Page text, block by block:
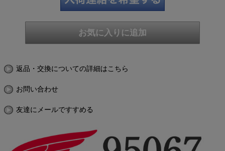
返品・交換についての詳細はこちら
お問い合わせ
友達にメールですすめる